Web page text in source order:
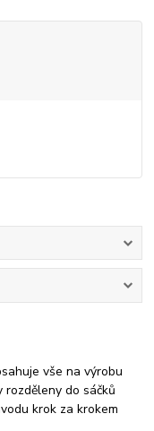
vše na výrobu
do sáčků
krok za krokem